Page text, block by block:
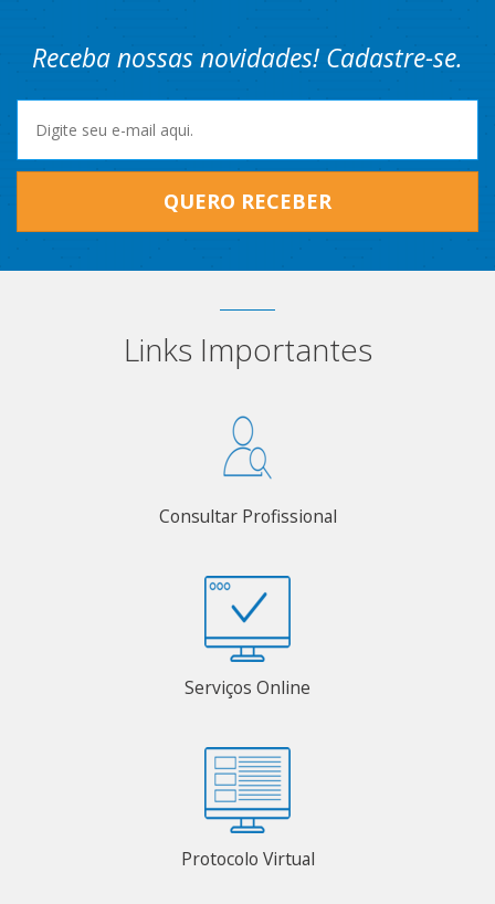
Receba nossas novidades! Cadastre-se.
QUERO RECEBER
Links Importantes
Consultar Profissional
Serviços Online
Protocolo Virtual